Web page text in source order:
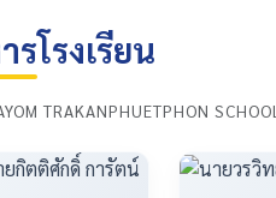
โรงเรียน
TRAKANPHUETPHON SCHOOL